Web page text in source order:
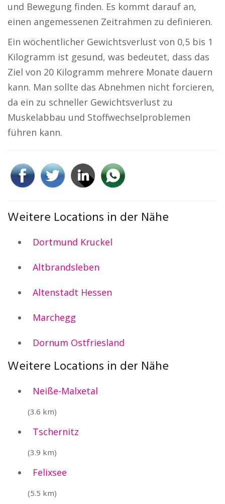
und Bewegung finden. Es kommt darauf an,
einen angemessenen Zeitrahmen zu definieren.
Ein wöchentlicher Gewichtsverlust von 0,5 bis 1
Kilogramm ist gesund, was bedeutet, dass das
Ziel von 20 Kilogramm mehrere Monate dauern
kann. Man sollte das Abnehmen nicht forcieren,
da ein zu schneller Gewichtsverlust zu
Muskelabbau und Stoffwechselproblemen
führen kann.
Weitere Locations in der Nähe
Dortmund Kruckel
Altbrandsleben
Altenstadt Hessen
Marchegg
Dornum Ostfriesland
Weitere Locations in der Nähe
Neiße-Malxetal
(3.6 km)
Tschernitz
(3.9 km)
Felixsee
(5.5 km)